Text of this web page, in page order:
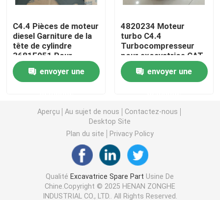
CAT Spare Parts
Pièces détachées de moteur
Pièces de moteur Perkins
pièces de rechange de Cummins Engine
Pièces de rechange de compresseur d'air
Pompe d'injection de carburant diesel
C4.4 Pièces de moteur
diesel Garniture de la
tête de cylindre
3681E051 Pour
moteur CAT Perkins
envoyer une
4820234 Moteur
turbo C4.4
Turbocompresseur
pour excavatrice CAT
320GC 482-0234
envoyer une
Aperçu Au sujet de nous
Contactez-nous
Desktop Site
Plan du site
Privacy Policy
Qualité Excavatrice Spare Part Usine De
Chine.Copyright © 2025 HENAN ZONGHE
INDUSTRIAL CO., LTD.. All Rights Reserved.